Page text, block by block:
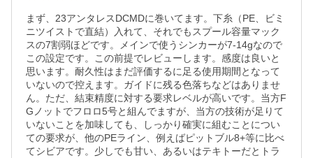
まず、23アンタレスDCMDに巻いてます。下糸（PE、ビミ
ニツイストで直結）入れて、それでもスプール容量マック
スの7割弱ほどです。メインで使うシンカーが7-14gなので
この設定です。この前提でレビューします。感度は良いと
思います。耐久性はまだ評価するに足る使用期間となって
いないので控えます。ガイドに残る色落ちなどはありませ
ん。ただ、結束精度に対する要求レベルが高いです。当方F
Gノットでフロロ5号と組んでますが、当方の技術が足りて
いないことを加味しても、しっかり確実に組むことについ
ての要求が、他のPEライン、例えばピットブル8+等に比べ
てシビアです。少しでも甘い、あるいはテキトーだとトラ